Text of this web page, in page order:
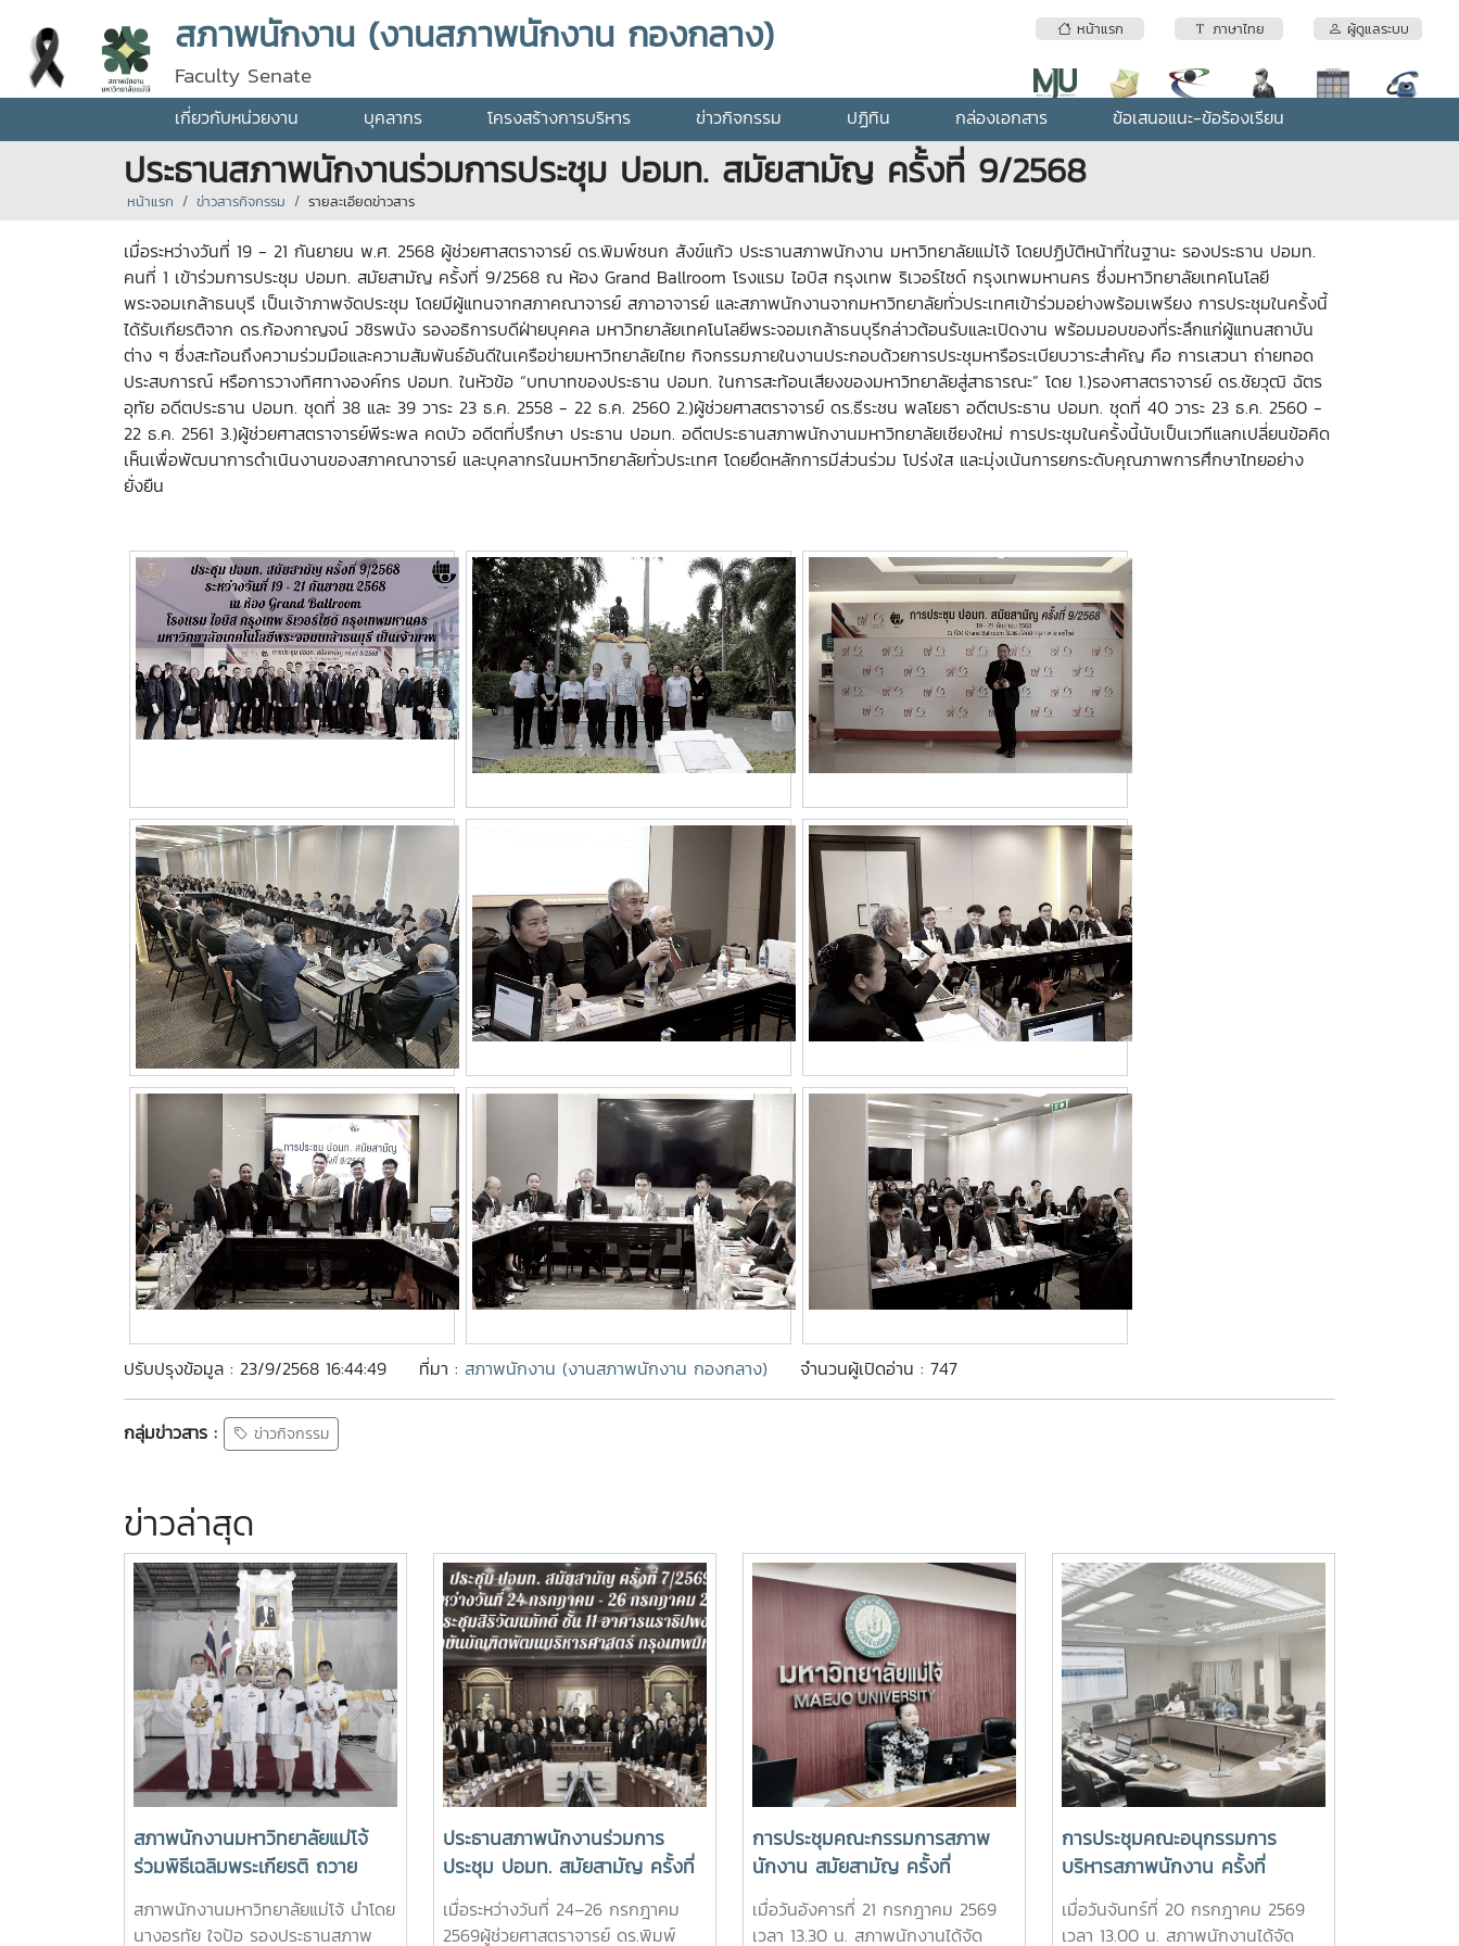
หน้าแรก ภาษาไทย ผู้ดูแลระบบ
สภาพนักงาน (งานสภาพนักงาน กองกลาง)
Faculty Senate
เกี่ยวกับหน่วยงาน บุคลากร โครงสร้างการบริหาร ข่าวกิจกรรม ปฏิทิน กล่องเอกสาร ข้อเสนอแนะ-ข้อร้องเรียน
ประธานสภาพนักงานร่วมการประชุม ปอมท. สมัยสามัญ ครั้งที่ 9/2568
หน้าแรก ข่าวสารกิจกรรม รายละเอียดข่าวสาร
เมื่อระหว่างวันที่ 19 - 21 กันยายน พ.ศ. 2568 ผู้ช่วยศาสตราจารย์ ดร.พิมพ์ชนก สังข์แก้ว ประธานสภาพนักงาน มหาวิทยาลัยแม่โจ้ โดยปฏิบัติหน้าที่ในฐานะ รองประธาน ปอมท.
คนที่ 1 เข้าร่วมการประชุม ปอมท. สมัยสามัญ ครั้งที่ 9/2568 ณ ห้อง Grand Ballroom โรงแรม ไอบิส กรุงเทพ ริเวอร์ไซด์ กรุงเทพมหานคร ซึ่งมหาวิทยาลัยเทคโนโลยี
พระจอมเกล้าธนบุรี เป็นเจ้าภาพจัดประชุม โดยมีผู้แทนจากสภาคณาจารย์ สภาอาจารย์ และสภาพนักงานจากมหาวิทยาลัยทั่วประเทศเข้าร่วมอย่างพร้อมเพรียง การประชุมในครั้งนี้
ได้รับเกียรติจาก ดร.ก้องกาญจน์ วชิรพนัง รองอธิการบดีฝ่ายบุคคล มหาวิทยาลัยเทคโนโลยีพระจอมเกล้าธนบุรีกล่าวต้อนรับและเปิดงาน พร้อมมอบของที่ระลึกแก่ผู้แทนสถาบัน
ต่าง ๆ ซึ่งสะท้อนถึงความร่วมมือและความสัมพันธ์อันดีในเครือข่ายมหาวิทยาลัยไทย กิจกรรมภายในงานประกอบด้วยการประชุมหารือระเบียบวาระสำคัญ คือ การเสวนา ถ่ายทอด
ประสบการณ์ หรือการวางทิศทางองค์กร ปอมท. ในหัวข้อ “บทบาทของประธาน ปอมท. ในการสะท้อนเสียงของมหาวิทยาลัยสู่สาธารณะ” โดย 1.)รองศาสตราจารย์ ดร.ชัยวุฒิ ฉัตร
อุทัย อดีตประธาน ปอมท. ชุดที่ 38 และ 39 วาระ 23 ธ.ค. 2558 - 22 ธ.ค. 2560 2.)ผู้ช่วยศาสตราจารย์ ดร.ธีระชน พลโยธา อดีตประธาน ปอมท. ชุดที่ 40 วาระ 23 ธ.ค. 2560 -
22 ธ.ค. 2561 3.)ผู้ช่วยศาสตราจารย์พีระพล คดบัว อดีตที่ปรึกษา ประธาน ปอมท. อดีตประธานสภาพนักงานมหาวิทยาลัยเชียงใหม่ การประชุมในครั้งนี้นับเป็นเวทีแลกเปลี่ยนข้อคิด
เห็นเพื่อพัฒนาการดำเนินงานของสภาคณาจารย์ และบุคลากรในมหาวิทยาลัยทั่วประเทศ โดยยึดหลักการมีส่วนร่วม โปร่งใส และมุ่งเน้นการยกระดับคุณภาพการศึกษาไทยอย่าง
ยั่งยืน
ปรับปรุงข้อมูล : 23/9/2568 16:44:49 ที่มา : สภาพนักงาน (งานสภาพนักงาน กองกลาง) จำนวนผู้เปิดอ่าน : 747
กลุ่มข่าวสาร : ข่าวกิจกรรม
ข่าวล่าสุด
สภาพนักงานมหาวิทยาลัยแม่โจ้
ร่วมพิธีเฉลิมพระเกียรติ ถวาย
พระพรชัยมงคล พระบาทสมเด็จ
พระปรเมนทรรามาธิบดีศรีสินทร
สภาพนักงานมหาวิทยาลัยแม่โจ้ นำโดย
นางอรทัย ใจป้อ รองประธานสภาพ
ประธานสภาพนักงานร่วมการ
ประชุม ปอมท. สมัยสามัญ ครั้งที่
7/2569
เมื่อระหว่างวันที่ 24–26 กรกฎาคม
2569ผู้ช่วยศาสตราจารย์ ดร.พิมพ์
การประชุมคณะกรรมการสภาพ
นักงาน สมัยสามัญ ครั้งที่
5/2569
เมื่อวันอังคารที่ 21 กรกฎาคม 2569
เวลา 13.30 น. สภาพนักงานได้จัด
การประชุมคณะอนุกรรมการ
บริหารสภาพนักงาน ครั้งที่
5/2569
เมื่อวันจันทร์ที่ 20 กรกฎาคม 2569
เวลา 13.00 น. สภาพนักงานได้จัด